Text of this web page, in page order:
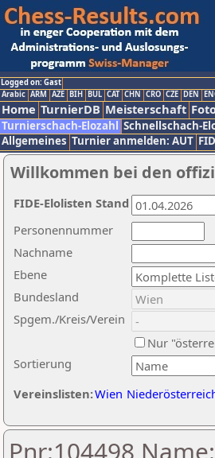
Logged on: Gast
Arabic ARM AZE BIH BUL CAT CHN CRO CZE DEN
Home TurnierDB Meisterschaft
Turnierschach-Elozahl Schnellschach-
Allgemeines Turnier anmelden: AUT
Willkommen bei den
Nachname
Ebene
Sortierung
Personennummer
Bundesland
Spgem./Kreis/Verein
Nur
Vereinslisten:Wien
FIDE-Elolisten Stand
Pnr:104498